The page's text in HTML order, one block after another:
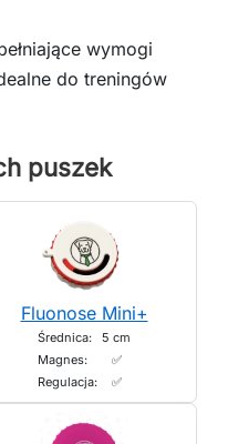
wymogi
do treningów
puszek
Fluonose Mini+
Średnica:
5 cm
Magnes:
✅
Regulacja:
✅